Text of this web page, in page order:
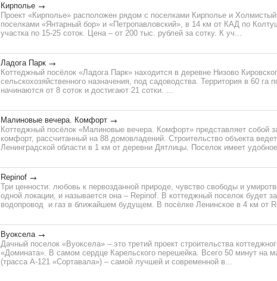
Кирполье
Проект «Кирполье» расположен рядом с поселками Кирполье и
поселками «Янтарный бор» и «Петропавловский», в 14 км от КАД по
участка по 15-25 соток. Цена – от 200 тыс. рублей за сотку. К уч...
Ладога Парк
Коттеджный посёлок «Ладога Парк» находится в деревне Низово
сельскохозяйственного назначения, под садоводства. Территория в 60
начинаются от 8 соток и достигают 21 сотки. ...
Малиновые вечера. Комфорт
Коттеджный посёлок «Малиновые вечера. Комфорт» представляет собой
комфорт, рассчитанный на 88 домовладений. Строительство объекта
Ленинградской области в 1 км от деревни Дятлицы. Поселок имеет
Repinof
Три ценности: любовь к первозданной природе, чувство свободы и
одной локации, и называется она – Repinof. В коттеджный поселок будет
водопровод и газ в ближайшем будущем. В посёлке Ленинское в 4 км от
Вуоксела
Дачный поселок «Вуоксела» – это третий проект строительства
«Домината». В самом сердце Карельского перешейка. Всего 50 минут на
(трасса А-121 «Сортавала») – самой лучшей и современной в...